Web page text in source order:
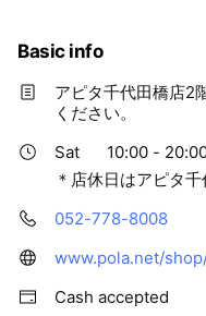
Basic info
アピタ千代田橋店2
ください。
Sat
10:00 -
＊店休日はアピタ千
052-778-8008
Cash accepted